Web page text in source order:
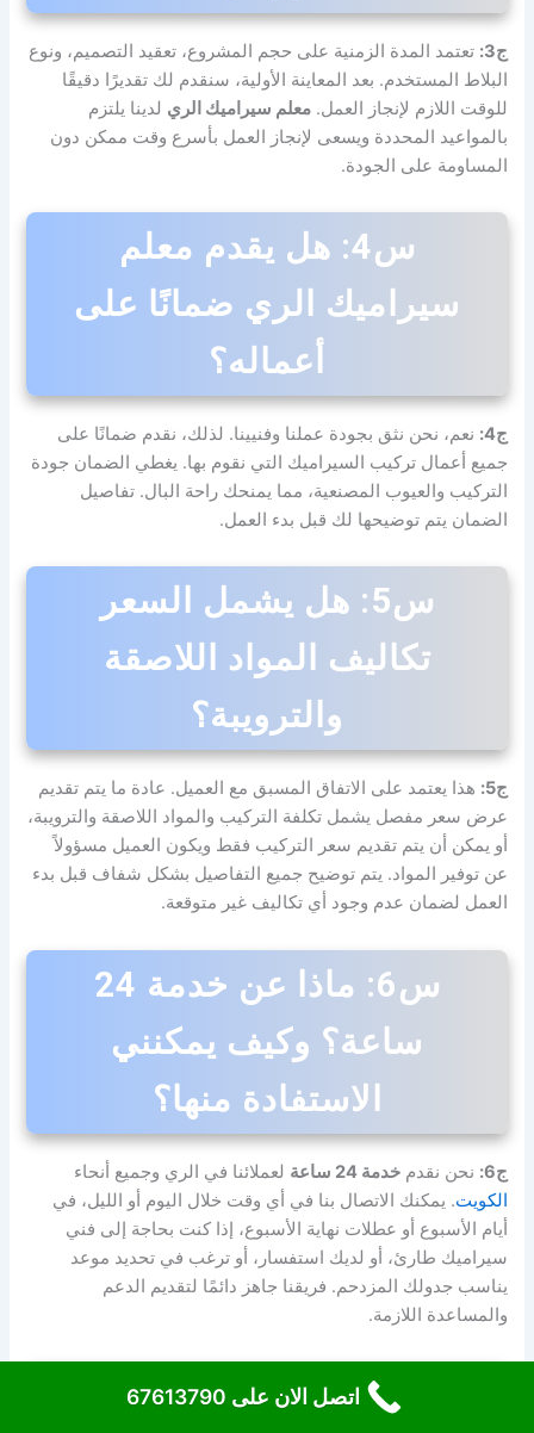
ج3:
تعتمد المدة الزمنية على حجم المشروع، تعقيد التصميم، ونوع
البلاط المستخدم. بعد المعاينة الأولية، سنقدم لك تقديرًا دقيقًا
للوقت اللازم لإنجاز العمل.معلم سيراميك الري لدينا يلتزم
بالمواعيد المحددة ويسعى لإنجاز العمل بأسرع وقت ممكن دون
المساومة على الجودة.
س4: هل يقدم معلم
سيراميك الري ضمانًا على
أعماله؟
ج4:
نعم، نحن نثق بجودة عملنا وفنيينا. لذلك، نقدم ضمانًا على
جميع أعمال تركيب السيراميك التي نقوم بها. يغطي الضمان جودة
التركيب والعيوب المصنعية، مما يمنحك راحة البال. تفاصيل
الضمان يتم توضيحها لك قبل بدء العمل.
س5: هل يشمل السعر
تكاليف المواد اللاصقة
والترويبة؟
ج5:
هذا يعتمد على الاتفاق المسبق مع العميل. عادة ما يتم تقديم
عرض سعر مفصل يشمل تكلفة التركيب والمواد اللاصقة والترويبة،
أو يمكن أن يتم تقديم سعر التركيب فقط ويكون العميل مسؤولاً
عن توفير المواد. يتم توضيح جميع التفاصيل بشكل شفاف قبل بدء
العمل لضمان عدم وجود أي تكاليف غير متوقعة.
س6: ماذا عن خدمة 24
ساعة؟ وكيف يمكنني
الاستفادة منها؟
ج6: نحن نقدمخدمة 24 ساعة
لعملائنا في الري وجميع أنحاء
الكويت. يمكنك الاتصال بنا في أي وقت خلال اليوم أو الليل، في
أيام الأسبوع أو عطلات نهاية الأسبوع، إذا كنت بحاجة إلى فني
سيراميك طارئ، أو لديك استفسار، أو ترغب في تحديد موعد
يناسب جدولك المزدحم. فريقنا جاهز دائمًا لتقديم الدعم
والمساعدة اللازمة.
س7: هل يمكنني طلب
اتصل الان على 67613790